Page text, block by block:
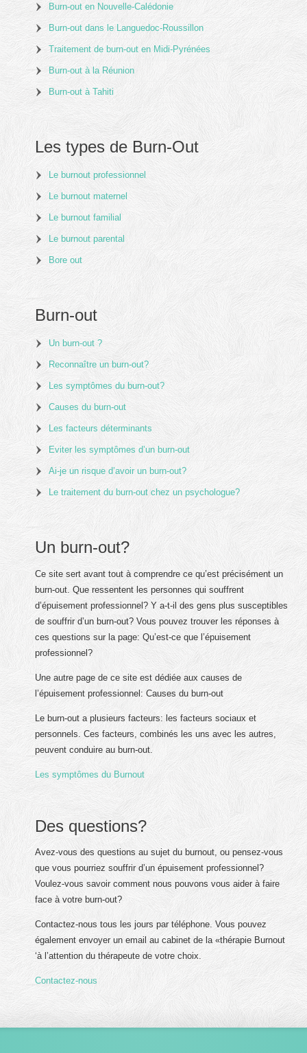
Burn-out en Nouvelle-Calédonie
Burn-out dans le Languedoc-Roussillon
Traitement de burn-out en Midi-Pyrénées
Burn-out à la Réunion
Burn-out à Tahiti
Les types de Burn-Out
Le burnout professionnel
Le burnout maternel
Le burnout familial
Le burnout parental
Bore out
Burn-out
Un burn-out ?
Reconnaître un burn-out?
Les symptômes du burn-out?
Causes du burn-out
Les facteurs déterminants
Eviter les symptômes d’un burn-out
Ai-je un risque d’avoir un burn-out?
Le traitement du burn-out chez un psychologue?
Un burn-out?
Ce site sert avant tout à comprendre ce qu’est précisément un
burn-out. Que ressentent les personnes qui souffrent
d’épuisement professionnel? Y a-t-il des gens plus susceptibles
de souffrir d’un burn-out? Vous pouvez trouver les réponses à
ces questions sur la page: Qu’est-ce que l’épuisement
professionnel?
Une autre page de ce site est dédiée aux causes de
l’épuisement professionnel: Causes du burn-out
Le burn-out a plusieurs facteurs: les facteurs sociaux et
personnels. Ces facteurs, combinés les uns avec les autres,
peuvent conduire au burn-out.
Les symptômes du Burnout
Des questions?
Avez-vous des questions au sujet du burnout, ou pensez-vous
que vous pourriez souffrir d’un épuisement professionnel?
Voulez-vous savoir comment nous pouvons vous aider à faire
face à votre burn-out?
Contactez-nous tous les jours par téléphone. Vous pouvez
également envoyer un email au cabinet de la «thérapie Burnout
‘à l’attention du thérapeute de votre choix.
Contactez-nous